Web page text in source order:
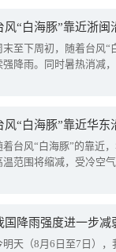
风“白海豚”靠近浙
末至下周初，随着台风“
强降雨。同时暑热消减
风“白海豚”靠近华
着台风“白海豚”的靠近
温范围将缩减，受冷空
明天（8月6日至7日）